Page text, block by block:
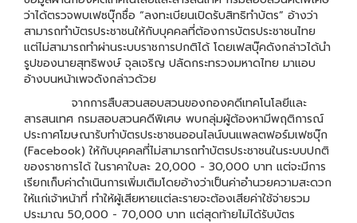
ว่าได้ตรวจพบเฟซบุ๊กชื่อ “ลงทะเบียนเปิดรับสิทธิทำบัตร” อ้างว่า
สามารถทำบัตรประชาชนให้กับบุคคลที่ต้องการบัตรประชาชนไทย
แต่ไม่สามารถทำผ่านระบบราชการปกติได้ โดยเฟสบุ๊คดังกล่าวได้นำ
รูปของนายสุทธิพงษ์ จุลเจริญ ปลัดกระทรวงมหาดไทย มาแอบ
อ้างบนหน้าเพจดังกล่าวด้วย
จากการสืบสวนสอบสวนของกองคดีเทคโนโลยีและ
สารสนเทศ กรมสอบสวนคดีพิเศษ พบกลุ่มผู้ต้องหามีพฤติการณ์
ประกาศโฆษณารับทำบัตรประชาชนออนไลน์บนแพลตฟอร์มเฟซบุ๊ก
(Facebook) ให้กับบุคคลที่ไม่สามารถทำบัตรประชาชนในระบบปกติ
ของราชการได้ ในราคาใบละ 20,000 - 30,000 บาท แต่จะมีการ
เรียกเก็บค่าดำเนินการเพิ่มเติมโดยอ้างว่าเป็นค่าอำนวยความสะดวก
ให้แก่เจ้าหน้าที่ ทำให้ผู้เสียหายแต่ละรายจะต้องเสียค่าใช้จ่ายรวม
ประมาณ 50,000 - 70,000 บาท แต่สุดท้ายไม่ได้รับบัตร